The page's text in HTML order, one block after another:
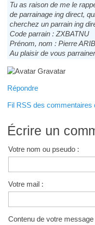
Tu as raison de me le
de parrainage ing direct,
cherchez un parrain ing
Code parrain : ZXBATNU
Prénom, nom : Pierre
Au plaisir de vous
Répondre
Fil RSS des commentaires
Écrire un
Votre nom ou pseudo :
Votre mail :
Contenu de votre message